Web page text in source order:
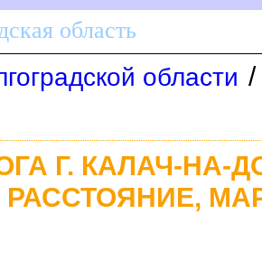
область
области /
Г. КАЛАЧ-НА-
РАССТОЯНИЕ,